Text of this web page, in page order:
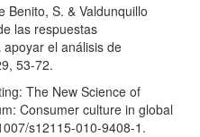
Benito, S. & Valdunquillo
las respuestas
el análisis de
53-72.
The New Science of
Consumer culture in global
s12115-010-9408-1.